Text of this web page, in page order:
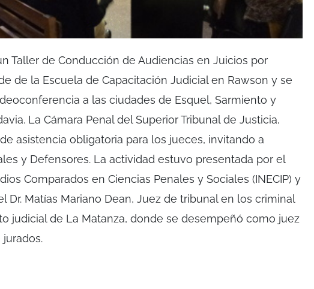
Taller de Conducción de Audiencias en Juicios por
de la Escuela de Capacitación Judicial en Rawson y se
a las ciudades de Esquel, Sarmiento y
La Cámara Penal del Superior Tribunal de Justicia,
asistencia obligatoria para los jueces, invitando a
y Defensores. La actividad estuvo presentada por el
Comparados en Ciencias Penales y Sociales (INECIP) y
Dr. Matías Mariano Dean, Juez de tribunal en los criminal
judicial de La Matanza, donde se desempeñó como juez